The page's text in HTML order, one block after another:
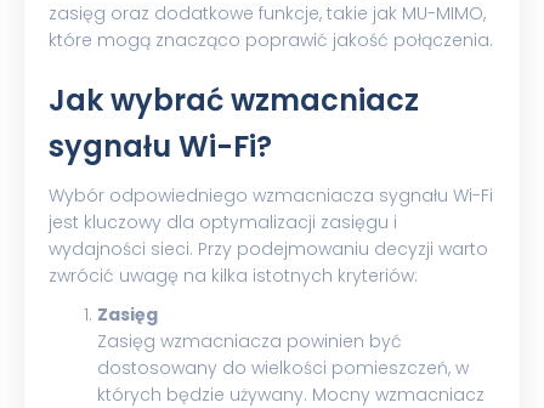
zasięg oraz dodatkowe funkcje, takie jak MU-MIMO,
które mogą znacząco poprawić jakość połączenia.
Jak wybrać wzmacniacz
sygnału Wi-Fi?
Wybór odpowiedniego wzmacniacza sygnału Wi-Fi
jest kluczowy dla optymalizacji zasięgu i
wydajności sieci. Przy podejmowaniu decyzji warto
zwrócić uwagę na kilka istotnych kryteriów:
Zasięg
Zasięg wzmacniacza powinien być
dostosowany do wielkości pomieszczeń, w
których będzie używany. Mocny wzmacniacz